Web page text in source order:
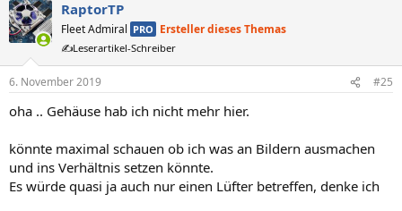
k
t
i
n
e
n
:
RaptorTP
Fleet Admiral PRO Ersteller dieses Themas
✍️Leserartikel-Schreiber
6. November 2019 #25
oha .. Gehäuse hab ich nicht mehr hier.
könnte maximal schauen ob ich was an Bildern ausmachen
und ins Verhältnis setzen könnte.
Es würde quasi ja auch nur einen Lüfter betreffen, denke ich